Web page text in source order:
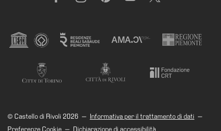
© Castello di Rivoli 2026 — Informativa per il trattamento di dati —
Preferenze Cookie — Dichiarazione di accessibilità